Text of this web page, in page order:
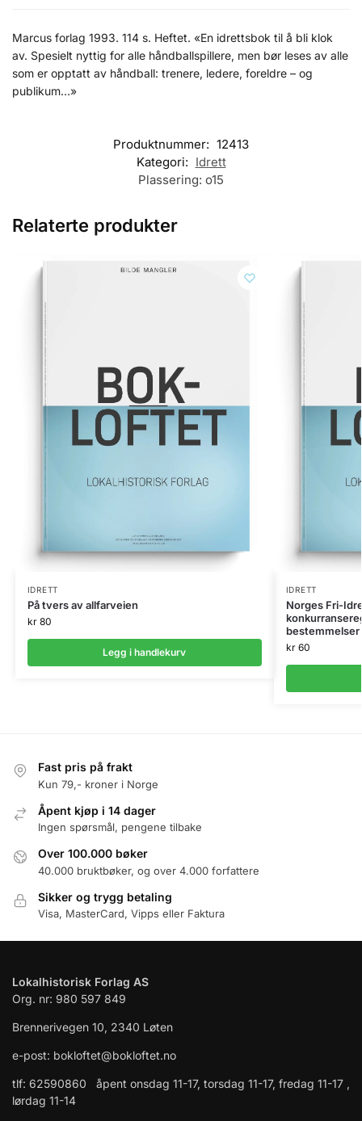
Marcus forlag 1993. 114 s. Heftet. «En idrettsbok til å bli klok
av. Spesielt nyttig for alle håndballspillere, men bør leses av alle
som er opptatt av håndball: trenere, ledere, foreldre – og
publikum…»
Produktnummer: 12413
Kategori: Idrett
Plassering: o15
Relaterte produkter
IDRETT
På tvers av allfarveien
kr80
Legg i handlekurv
IDRETT
Norges Fri-
bestemmelser
kr60
Fast pris på frakt
Kun 79,- kroner i Norge
Åpent kjøp i 14 dager
Ingen spørsmål, pengene tilbake
Over 100.000 bøker
40.000 bruktbøker, og over 4.000 forfattere
Sikker og trygg betaling
Visa, MasterCard, Vipps eller Faktura
Lokalhistorisk Forlag AS
Org. nr: 980 597 849
Brennerivegen 10, 2340 Løten
e-post: bokloftet@bokloftet.no
tlf: 62590860 åpent onsdag 11-17, torsdag 11-17, fredag 11-17 ,
lørdag 11-14